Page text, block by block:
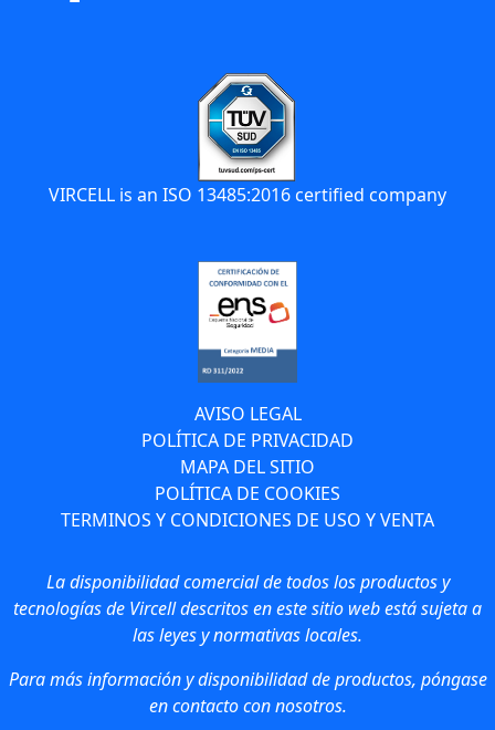
VIRCELL is an ISO 13485:2016 certified company
AVISO LEGAL
POLÍTICA DE PRIVACIDAD
MAPA DEL SITIO
POLÍTICA DE COOKIES
TERMINOS Y CONDICIONES DE USO Y VENTA
La disponibilidad comercial de todos los productos y
tecnologías de Vircell descritos en este sitio web está sujeta a
las leyes y normativas locales.
Para más información y disponibilidad de productos, póngase
en contacto con nosotros.